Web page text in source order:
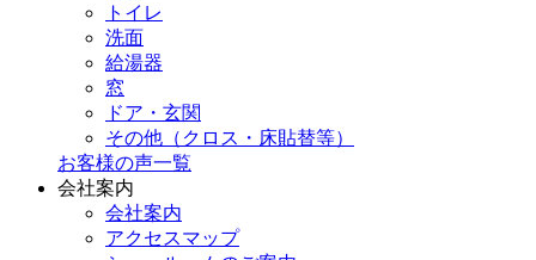
トイレ
洗面
給湯器
窓
ドア・玄関
その他（クロス・床貼替等）
お客様の声一覧
会社案内
会社案内
アクセスマップ